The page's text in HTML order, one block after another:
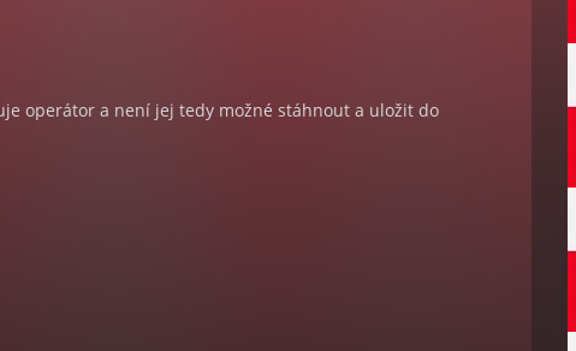
operátor a není jej tedy možné stáhnout a uložit do